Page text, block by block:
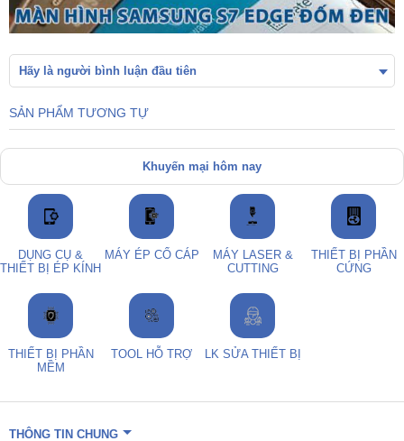
Hãy là người bình luận đầu tiên
SẢN PHẨM TƯƠNG TỰ
Khuyến mại hôm nay
DỤNG CỤ &
THIẾT BỊ ÉP KÍNH
MÁY ÉP CỔ CÁP
MÁY LASER &
CUTTING
THIẾT BỊ PHẦN
CỨNG
THIẾT BỊ PHẦN
MỀM
TOOL HỖ TRỢ LK SỬA THIẾT BỊ
THÔNG TIN CHUNG